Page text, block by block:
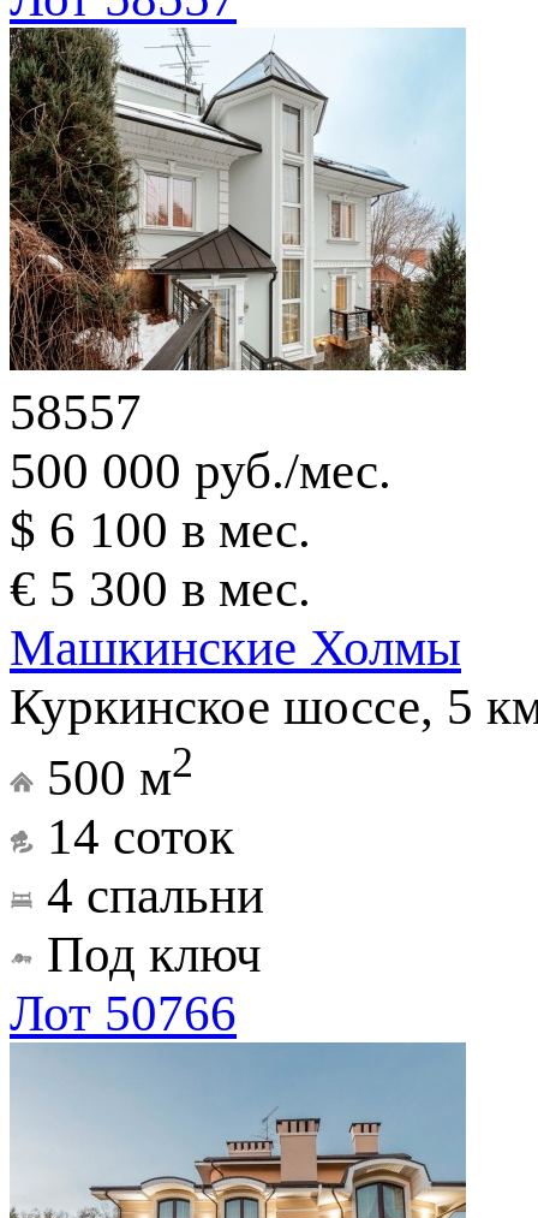
58557
500 000 руб./мес.
$ 6 100 в мес.
€ 5 300 в мес.
Машкинские Холмы
Куркинское шоссе, 5
500 м2
14 соток
4 спальни
Под ключ
Лот 50766